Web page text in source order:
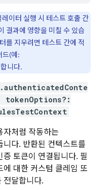
이터 실행 시 테스트 호출 간
결과에 영향을 미칠 수 있습
를 지우려면 테스트 간에 적
드(예:
니다.
자처럼 작동하는
니다. 반환된 컨텍스트를
토큰이 연결됩니다. 필
대한 커스텀 클레임 또
전달합니다.